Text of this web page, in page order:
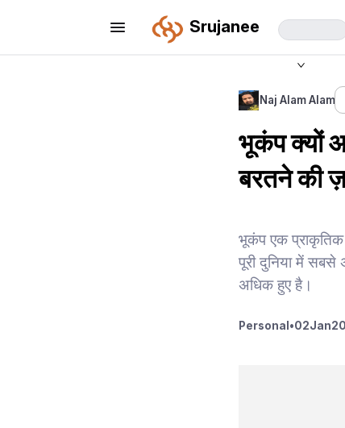
Srujanee
Naj Alam Alam
भूकंप क्यों
बरतने की
भूकंप एक प्राकृतिक
पूरी दुनिया में
अधिक हुए है।
Personal •02Jan